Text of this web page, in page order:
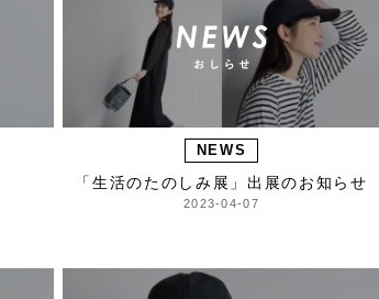
NEWS
「生活のたのしみ展」出展のお知らせ
2023-04-07